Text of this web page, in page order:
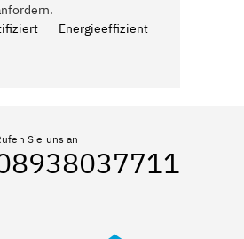
Energieeffizient
Sie uns an